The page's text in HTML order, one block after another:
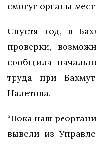
смогут органы
Спустя год, в
проверки,
сообщила
труда при
Налетова.
“Пока наш
вывели из